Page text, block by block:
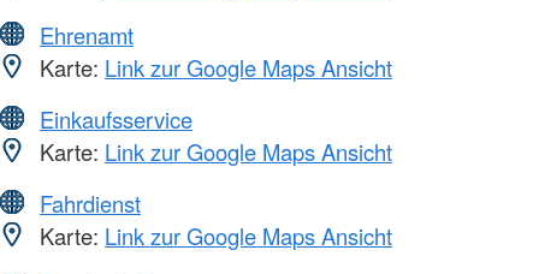
Ehrenamt
Karte: Link zur Google Maps Ansicht
Einkaufsservice
Karte: Link zur Google Maps Ansicht
Fahrdienst
Karte: Link zur Google Maps Ansicht